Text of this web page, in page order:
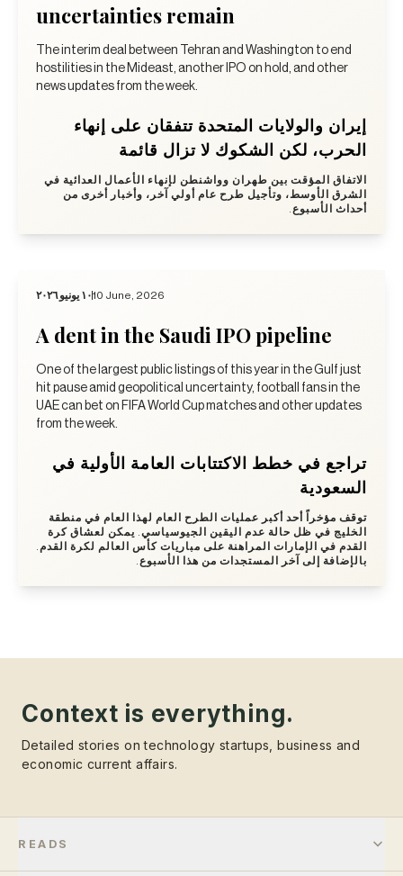
uncertainties remain
The interim deal between Tehran and Washington to end
hostilities in the Mideast, another IPO on hold, and other
news updates from the week.
إيران والولايات المتحدة تتفقان على إنهاء
الحرب، لكن الشكوك لا تزال قائمة
الاتفاق المؤقت بين طهران وواشنطن لإنهاء الأعمال العدائية في
الشرق الأوسط، وتأجيل طرح عام أولي آخر، وأخبار أخرى من
أحداث الأسبوع.
١٠ يونيو ٢٠٢٦10 June, 2026
A dent in the Saudi IPO pipeline
One of the largest public listings of this year in the Gulf just
hit pause amid geopolitical uncertainty, football fans in the
UAE can bet on FIFA World Cup matches and other updates
from the week.
تراجع في خطط الاكتتابات العامة الأولية في
السعودية
توقف مؤخراً أحد أكبر عمليات الطرح العام لهذا العام في منطقة
الخليج في ظل حالة عدم اليقين الجيوسياسي. يمكن لعشاق كرة
القدم في الإمارات المراهنة على مباريات كأس العالم لكرة القدم.
بالإضافة إلى آخر المستجدات من هذا الأسبوع.
Context is everything.
Detailed stories on technology startups, business and
economic current affairs.
READS